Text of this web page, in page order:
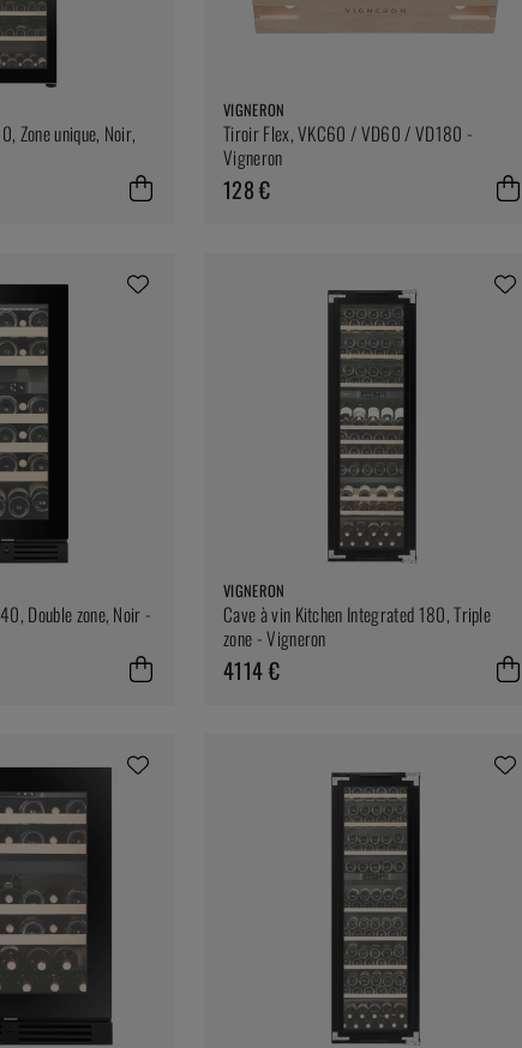
Zone unique, Noir,
VIGNERON
Tiroir Flex, VKC60 / VD60 / VD180 -
Vigneron
128 €
Double zone, Noir -
VIGNERON
Cave à vin Kitchen Integrated 180, Triple
zone - Vigneron
4114 €